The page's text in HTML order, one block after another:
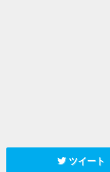
ツイート